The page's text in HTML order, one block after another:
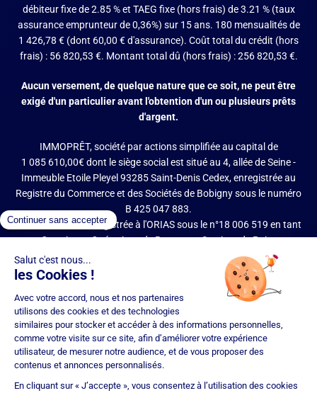
débiteur fixe de 2.85 % et TAEG fixe (hors frais) de 3.21 % (taux
assurance emprunteur de 0,36%) sur 15 ans. 180 mensualités de
1 426,78 € (dont 60,00 € d'assurance). Coût total du crédit (hors
frais) : 56 820,53 €. Montant total dû (hors frais) : 256 820,53 €.
Aucun versement, de quelque nature que ce soit, ne peut être
exigé d'un particulier avant l'obtention d'un ou plusieurs prêts
d'argent.
IMMOPRÊT, société par actions simplifiée au capital de
1 085 610,00€ dont le siège social est situé au 4, allée de Seine -
Immeuble Etoile Pleyel 93285 Saint-Denis Cedex, enregistrée au
Registre du Commerce et des Sociétés de Bobigny sous le numéro
B 425 047 883.
IMMOPRÊT est enregistrée à l'ORIAS sous le n°18 006 519 en tant
que Courtier en Opérations de Banque et Services de Paiement
(COBSP), Mandataire d'intermédiaire en opérations de banque et
services de paiement (MIOBSP) de la société Partners Finances
(RCS Nancy n°404 681 496, Mandataire Non Exclusif, ORIAS n°07
036 794) pour le Regroupement de crédits et Courtier d'assurance
ou de réassurance (COA).
Société soumise au contrôle de l'Autorité de Contrôle Prudentiel et
de Résolution (ACPR – site : https://acpr.banque-france.fr/), 4
Place de Budapest – CS 92459 – 75436 Paris Cedex 09. Réseau
d'agences franchisées juridiquement et financièrement